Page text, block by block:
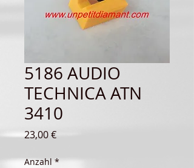
5186 AUDIO
TECHNICA ATN
3410
23,00 €Preis
Anzahl *